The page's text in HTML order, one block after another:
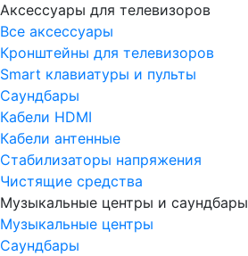
Аксессуары для телевизоров
Все аксессуары
Кронштейны для телевизоров
Smart клавиатуры и пульты
Саундбары
Кабели HDMI
Кабели антенные
Стабилизаторы напряжения
Чистящие средства
Музыкальные центры и саундбары
Музыкальные центры
Саундбары